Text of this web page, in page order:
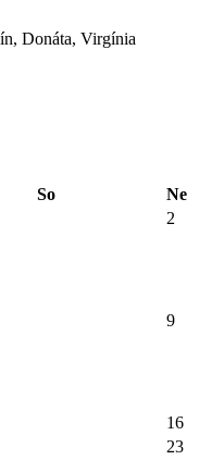
Donáta, Virgínia
So
Ne
2
9
16
23